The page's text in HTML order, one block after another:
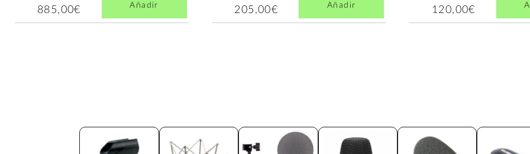
885,00€ Añadir 205,00€ Añadir 120,00€